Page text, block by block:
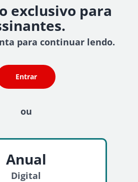
exclusivo para
para continuar lendo.
Entrar
ou
Anual
Digital